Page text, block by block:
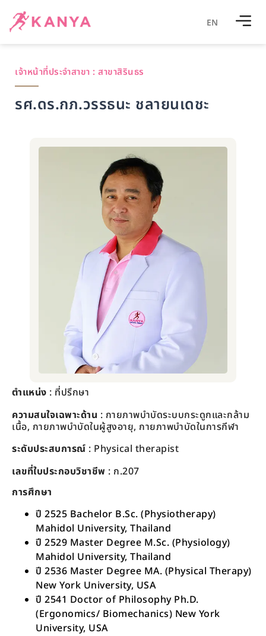
EN
เจ้าหน้าที่ประจำสาขา : สาขาสิรินธร
รศ.ดร.กภ.วรรธนะ ชลายนเดชะ
ตำแหน่ง : ที่ปรึกษา
ความสนใจเฉพาะด้าน : กายภาพบำบัดระบบกระดูกและกล้าม
เนื้อ, กายภาพบำบัดในผู้สูงอายุ, กายภาพบำบัดในการกีฬา
ระดับประสบการณ์ : Physical therapist
เลขที่ใบประกอบวิชาชีพ : ก.207
การศึกษา
ปี 2525 Bachelor B.Sc. (Physiotherapy)
Mahidol University, Thailand
ปี 2529 Master Degree M.Sc. (Physiology)
Mahidol University, Thailand
ปี 2536 Master Degree MA. (Physical Therapy)
New York University, USA
ปี 2541 Doctor of Philosophy Ph.D.
(Ergonomics/ Biomechanics) New York
University, USA